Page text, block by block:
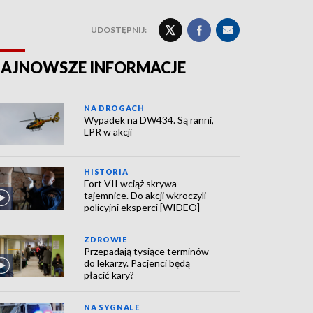
UDOSTĘPNIJ:
INFORMACJE
NA DROGACH
Wypadek na DW434. Są ranni,
LPR w akcji
HISTORIA
Fort VII wciąż skrywa
tajemnice. Do akcji wkroczyli
policyjni eksperci [WIDEO]
ZDROWIE
Przepadają tysiące terminów
do lekarzy. Pacjenci będą
płacić kary?
NA SYGNALE